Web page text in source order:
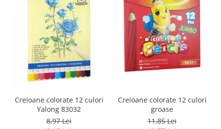
Creioane colorate 12 culori
Yalong 83032
8,97 Lei
Creioane colorate 12 culori
groase
11,85 Lei